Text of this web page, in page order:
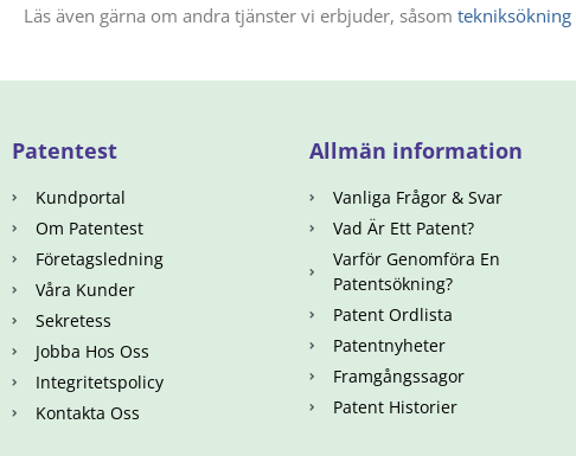
Läs även gärna om andra tjänster vi erbjuder, såsom tekniksökning
Patentest
Kundportal
Om Patentest
Företagsledning
Våra Kunder
Sekretess
Jobba Hos Oss
Integritetspolicy
Kontakta Oss
Allmän information
Vanliga Frågor & Svar
Vad Är Ett Patent?
Varför Genomföra En
Patentsökning?
Patent Ordlista
Patentnyheter
Framgångssagor
Patent Historier